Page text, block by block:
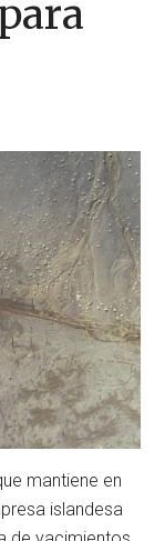
mantiene en
islandesa